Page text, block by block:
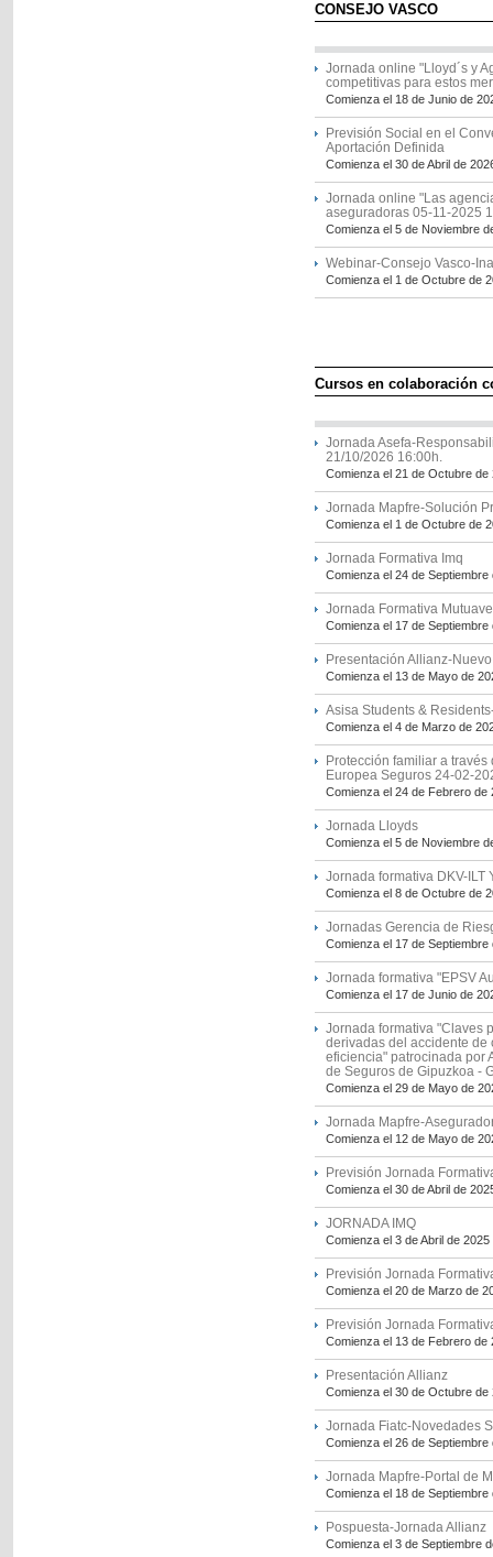
CONSEJO VASCO
Jornada online "Lloyd´s y
competitivas para estos
Comienza el 18 de Junio de
Previsión Social en el
Aportación Definida
Comienza el 30 de Abril de
Jornada online "Las
aseguradoras 05-11-2025
Comienza el 5 de Noviembre
Webinar-Consejo Vasco-
Comienza el 1 de Octubre de
Cursos en colaboración
Jornada Asefa-
21/10/2026 16:00h.
Comienza el 21 de Octubre de
Jornada Mapfre-Solución
Comienza el 1 de Octubre de
Jornada Formativa Imq
Comienza el 24 de Septiembre
Jornada Formativa
Comienza el 17 de Septiembre
Presentación Allianz-
Comienza el 13 de Mayo de
Asisa Students &
Comienza el 4 de Marzo de
Protección familiar a
Europea Seguros 24-02-
Comienza el 24 de Febrero de
Jornada Lloyds
Comienza el 5 de Noviembre
Jornada formativa DKV-ILT
Comienza el 8 de Octubre de
Jornadas Gerencia de
Comienza el 17 de Septiembre
Jornada formativa "EPSV
Comienza el 17 de Junio de
Jornada formativa "Claves
derivadas del accidente de
eficiencia" patrocinada por
de Seguros de Gipuzkoa -
Comienza el 29 de Mayo de
Jornada Mapfre-
Comienza el 12 de Mayo de
Previsión Jornada
Comienza el 30 de Abril de
JORNADA IMQ
Comienza el 3 de Abril de 2025
Previsión Jornada
Comienza el 20 de Marzo de
Previsión Jornada
Comienza el 13 de Febrero de
Presentación Allianz
Comienza el 30 de Octubre de
Jornada Fiatc-Novedades
Comienza el 26 de Septiembre
Jornada Mapfre-Portal de
Comienza el 18 de Septiembre
Pospuesta-Jornada Allianz
Comienza el 3 de Septiembre